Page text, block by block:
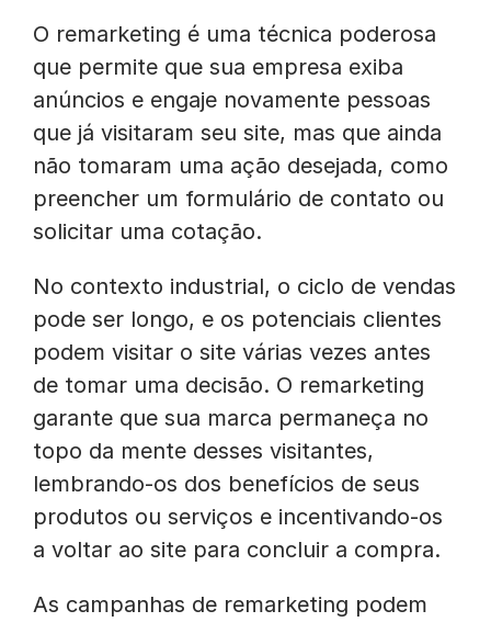
O remarketing é uma técnica poderosa
que permite que sua empresa exiba
anúncios e engaje novamente pessoas
que já visitaram seu site, mas que ainda
não tomaram uma ação desejada, como
preencher um formulário de contato ou
solicitar uma cotação.
No contexto industrial, o ciclo de vendas
pode ser longo, e os potenciais clientes
podem visitar o site várias vezes antes
de tomar uma decisão. O remarketing
garante que sua marca permaneça no
topo da mente desses visitantes,
lembrando-os dos benefícios de seus
produtos ou serviços e incentivando-os
a voltar ao site para concluir a compra.
As campanhas de remarketing podem